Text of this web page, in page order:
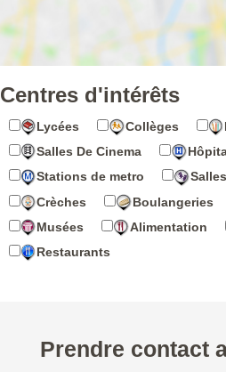
Centres d'intérêts
Lycées Collèges
Salles De Cinema
Stations de metro
Crèches
Boulangeries
Musées
Alimentation
Restaurants
Prendre contact